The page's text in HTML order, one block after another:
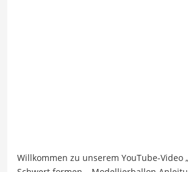
Willkommen zu unserem YouTube-Video